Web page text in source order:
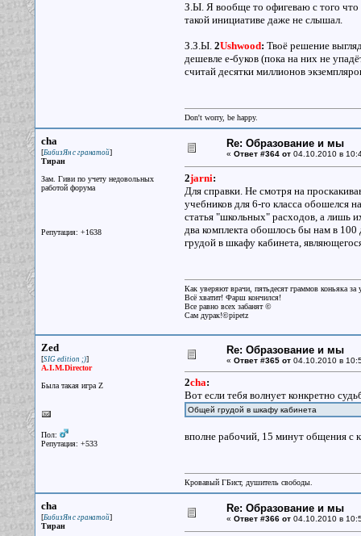
З.Ы. Я вообще то офигеваю с того что
такой инициативе даже не слышал.
З.З.Ы. 2Ushwood: Твоё решение
дешевле е-буков (пока на них не
считай десятки миллионов
Don't worry, be happy.
cha
[БибизЯн с гранатой]
Тиран
Зам. Гиви по учету недовольных
работой форума
Репутация: +1638
Re: Образование и мы
« Ответ #364 от04.10.2010 в
2jarni:
Для справки. Не смотря на
учебников для 6-го класса обошелся
статья "школьных" расходов, а лишь
два комплекта обошлось бы нам в
грудой в шкафу кабинета,
Как уверяют врачи, пятьдесят граммов коньяка
Всё хватит! Фарш кончился!
Все равно всех забанят ©
Сам дурак!©pipetz
Zed
[SIG edition ;)]
A.I.M.Director
Была такая игра Z
Пол:
Репутация: +533
Re: Образование и мы
« Ответ #365 от04.10.2010 в
2cha:
Вот если тебя волнует конкретно
Общей грудой в шкафу кабинета
вполне рабочий, 15 минут общения с
Кровавый ГБист, душитель свободы.
cha
[БибизЯн с гранатой]
Тиран
Re: Образование и мы
« Ответ #366 от04.10.2010 в